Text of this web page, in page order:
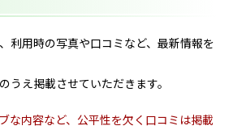
利用時の写真や口コミなど、最新情報を
うえ掲載させていただきます。
な内容など、公平性を欠く口コミは掲載